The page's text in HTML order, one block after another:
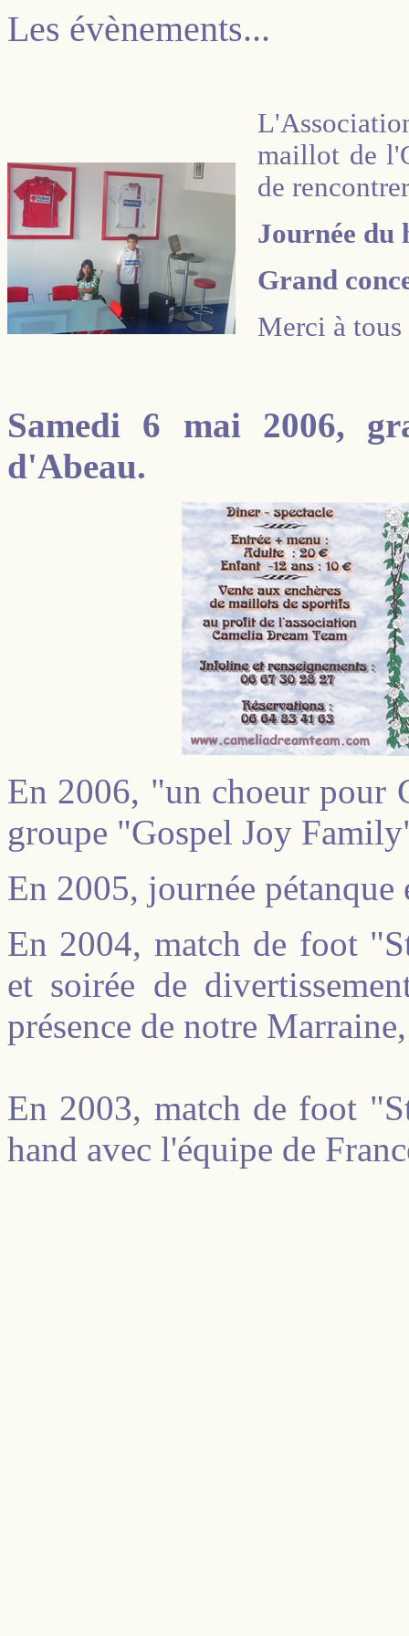
Les évènements...
maillot de
de
Journée du
Grand
Merci à
Samedi 6 mai 2006,
d'Abeau.
En 2006, "un choeur pour
groupe "Gospel Joy
En 2005, journée
En 2004, match de foot
et soirée de
présence de notre
En 2003, match de foot
hand avec l'équipe de